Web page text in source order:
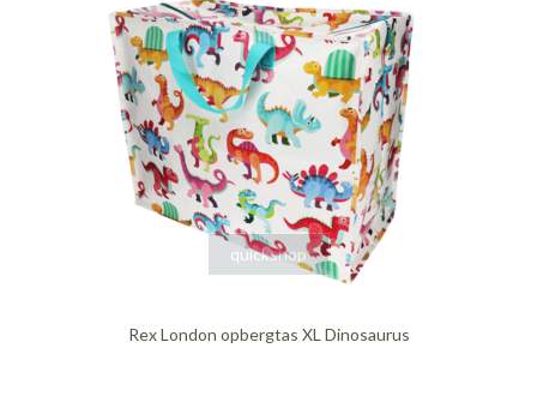
quickshop
Rex London opbergtas XL Dinosaurus